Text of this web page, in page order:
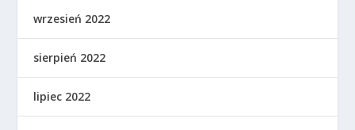
wrzesień 2022
sierpień 2022
lipiec 2022